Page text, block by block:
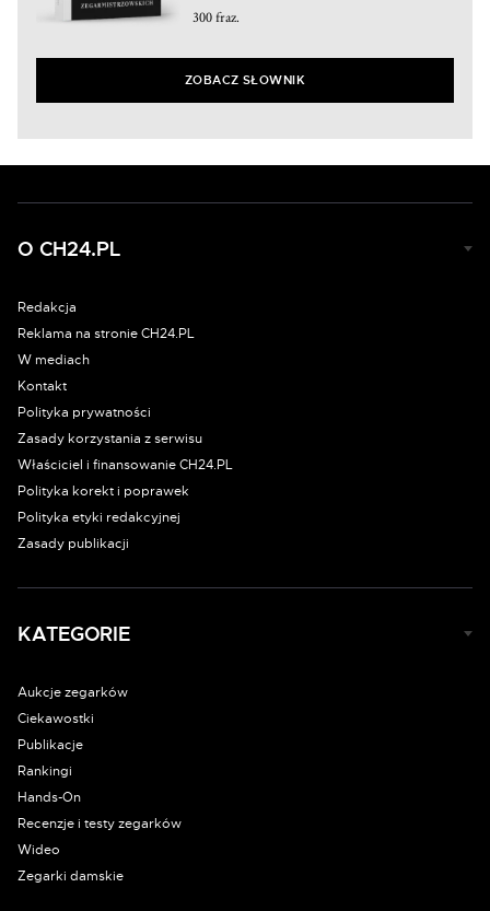
300 fraz.
ZOBACZ SŁOWNIK
O CH24.PL
Redakcja
Reklama na stronie CH24.PL
W mediach
Kontakt
Polityka prywatności
Zasady korzystania z serwisu
Właściciel i finansowanie CH24.PL
Polityka korekt i poprawek
Polityka etyki redakcyjnej
Zasady publikacji
KATEGORIE
Aukcje zegarków
Ciekawostki
Publikacje
Rankingi
Hands-On
Recenzje i testy zegarków
Wideo
Zegarki damskie